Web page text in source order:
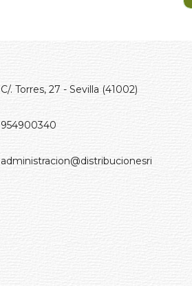
C/. Torres, 27 - Sevilla (41002)
954900340
administracion@distribucionesrivero.es